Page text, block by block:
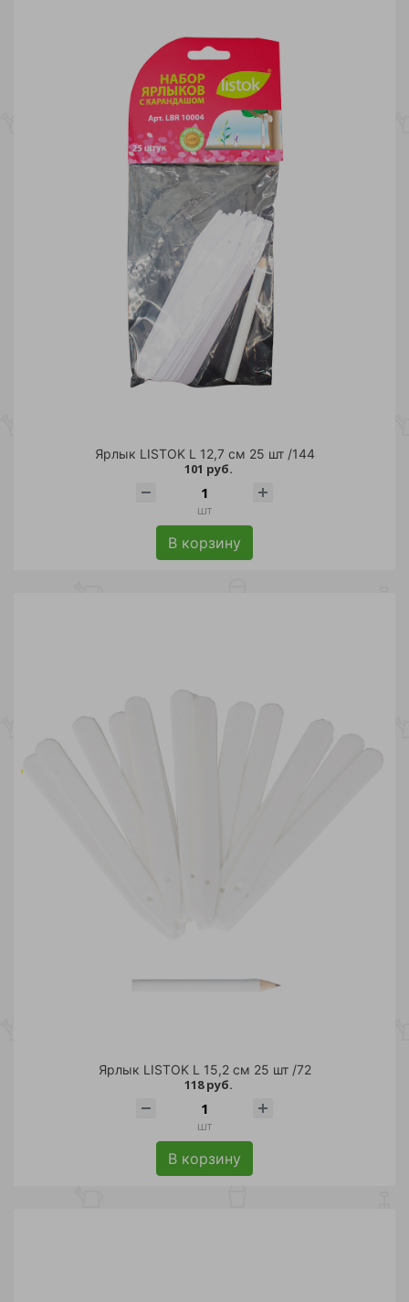
Ярлык LISTOK L 12,7 см 25 шт /144
101 руб.
шт
В корзину
Ярлык LISTOK L 15,2 см 25 шт /72
118 руб.
шт
В корзину